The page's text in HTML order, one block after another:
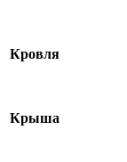
Кровля
Крыша